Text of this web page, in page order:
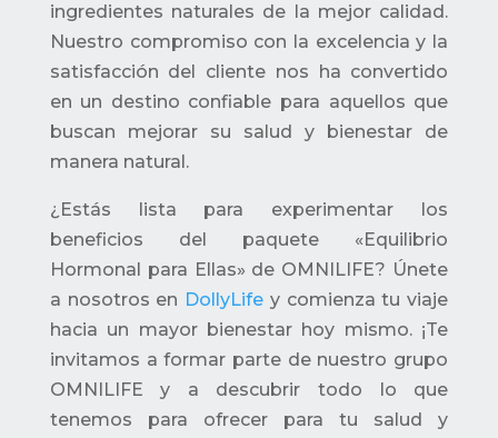
ingredientes naturales de la mejor calidad.
Nuestro compromiso con la excelencia y la
satisfacción del cliente nos ha convertido
en un destino confiable para aquellos que
buscan mejorar su salud y bienestar de
manera natural.
¿Estás lista para experimentar los
beneficios del paquete «Equilibrio
Hormonal para Ellas» de OMNILIFE? Únete
a nosotros en DollyLife y comienza tu viaje
hacia un mayor bienestar hoy mismo. ¡Te
invitamos a formar parte de nuestro grupo
OMNILIFE y a descubrir todo lo que
tenemos para ofrecer para tu salud y